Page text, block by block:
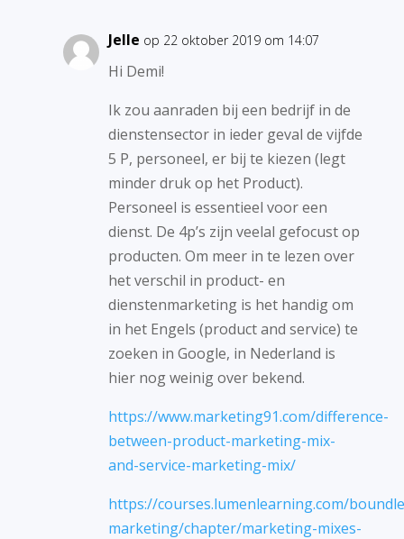
Jelle op 22 oktober 2019 om 14:07
Hi Demi!
Ik zou aanraden bij een bedrijf in de
dienstensector in ieder geval de vijfde
5 P, personeel, er bij te kiezen (legt
minder druk op het Product).
Personeel is essentieel voor een
dienst. De 4p’s zijn veelal gefocust op
producten. Om meer in te lezen over
het verschil in product- en
dienstenmarketing is het handig om
in het Engels (product and service) te
zoeken in Google, in Nederland is
hier nog weinig over bekend.
https://www.marketing91.com/difference-
between-product-marketing-mix-
and-service-marketing-mix/
https://courses.lumenlearning.com/
marketing/chapter/marketing-mixes-